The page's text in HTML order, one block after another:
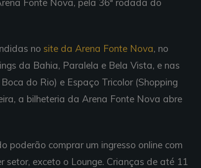
Fonte Nova, pela 36ª rodada do
no site da Arena Fonte Nova, no
da Bahia, Paralela e Bela Vista, e nas
do Rio) e Espaço Tricolor (Shopping
a bilheteria da Arena Fonte Nova abre
poderão comprar um ingresso online com
setor, exceto o Lounge. Crianças de até 11